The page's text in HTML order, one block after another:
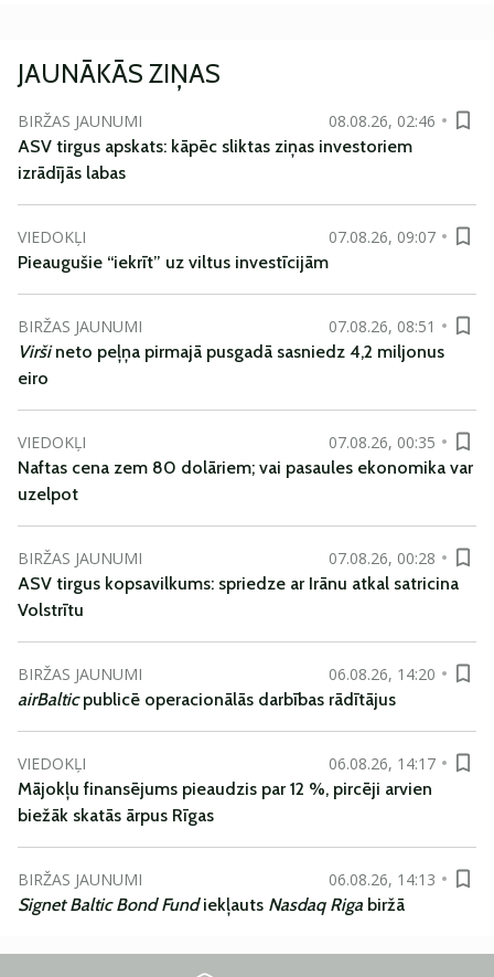
JAUNĀKĀS ZIŅAS
BIRŽAS JAUNUMI
08.08.26, 02:46
ASV tirgus apskats: kāpēc sliktas ziņas investoriem
izrādījās labas
VIEDOKĻI
07.08.26, 09:07
Pieaugušie “iekrīt” uz viltus investīcijām
BIRŽAS JAUNUMI
07.08.26, 08:51
Viršineto peļņa pirmajā pusgadā sasniedz 4,2 miljonus
eiro
VIEDOKĻI
07.08.26, 00:35
Naftas cena zem 80 dolāriem; vai pasaules ekonomika var
uzelpot
BIRŽAS JAUNUMI
07.08.26, 00:28
ASV tirgus kopsavilkums: spriedze ar Irānu atkal satricina
Volstrītu
BIRŽAS JAUNUMI
06.08.26, 14:20
airBalticpublicē operacionālās darbības rādītājus
VIEDOKĻI
06.08.26, 14:17
Mājokļu finansējums pieaudzis par 12 %, pircēji arvien
biežāk skatās ārpus Rīgas
BIRŽAS JAUNUMI
06.08.26, 14:13
Signet Baltic Bond Fundiekļauts Nasdaq Riga biržā